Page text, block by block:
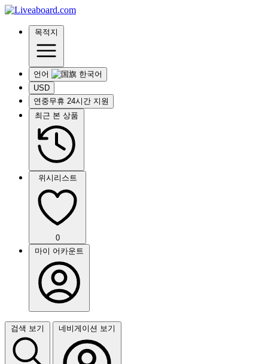
목적지
언어
USD
연중무휴 24시간 지원
최근 본 상품
위시리스트
0
마이 어카운트
검색 보기 네비게이션 보기